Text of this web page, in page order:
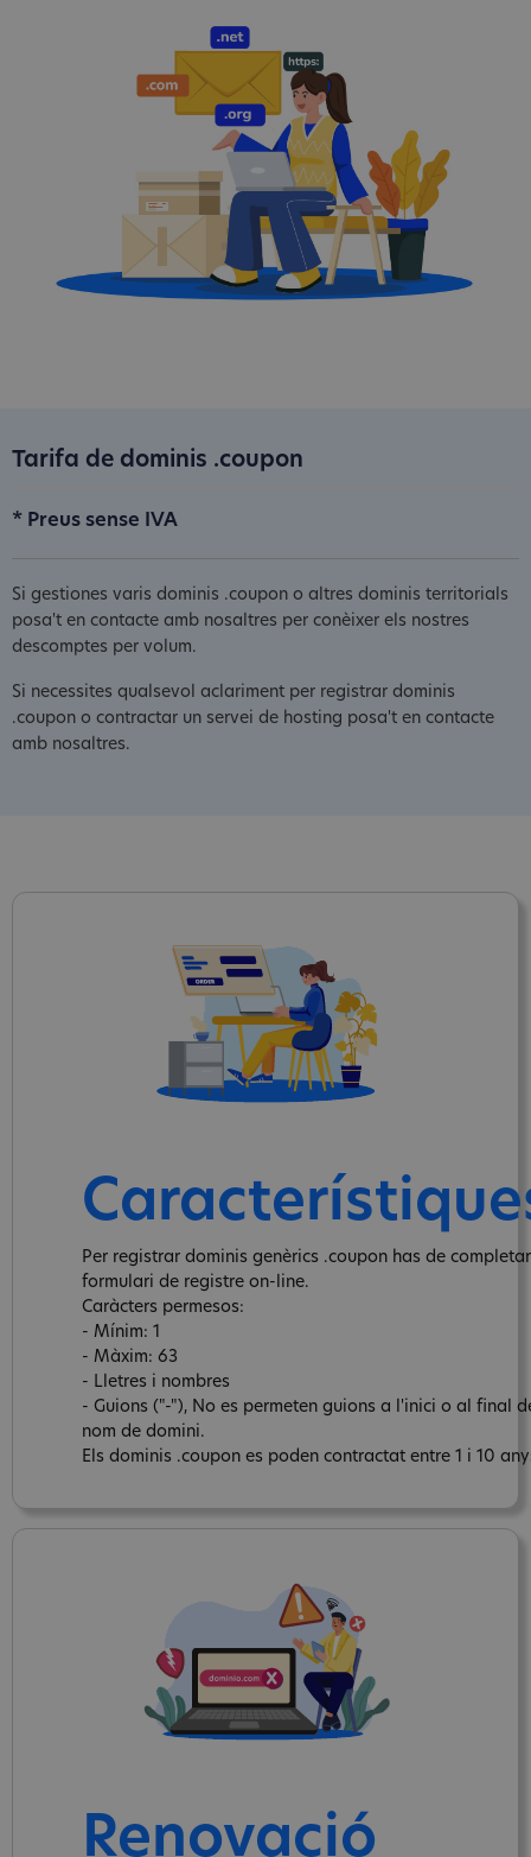
Tarifa de dominis .coupon
* Preus sense IVA
Si gestiones varis dominis .coupon o altres dominis territorials
posa't en contacte amb nosaltres per conèixer els nostres
descomptes per volum.
Si necessites qualsevol aclariment per registrar dominis
.coupon o contractar un servei de hosting posa't en contacte
amb nosaltres.
Per registrar dominis genèrics .coupon has de
formulari de registre on-line.
Caràcters permesos:
- Mínim: 1
- Màxim: 63
- Lletres i nombres
- Guions ("-"), No es permeten guions a l'inici o al final
nom de domini.
Els dominis .coupon es poden contractat entre 1 i 10
Renovació